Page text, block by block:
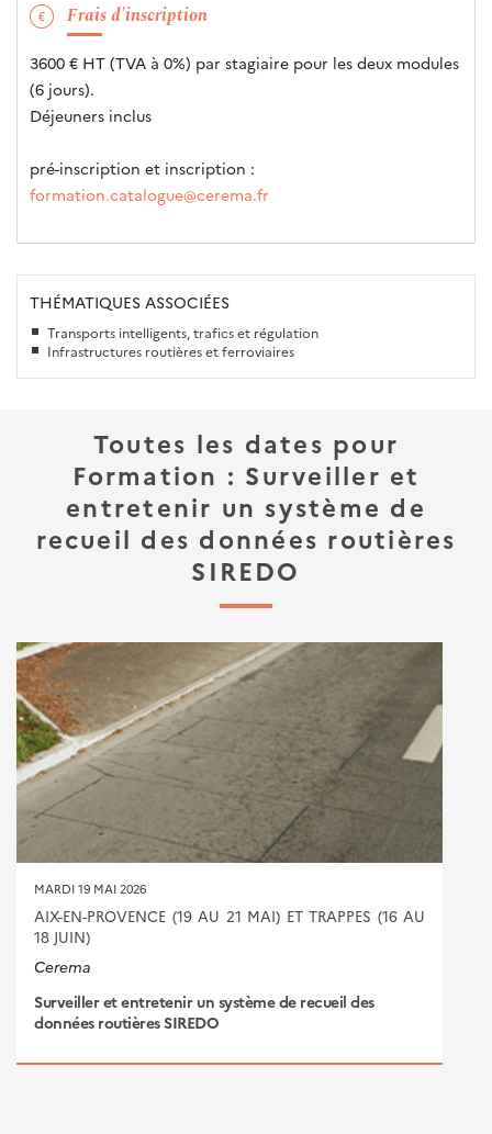
Frais d'inscription
3600 € HT (TVA à 0%) par stagiaire pour les deux modules
(6 jours).
Déjeuners inclus
pré-inscription et inscription :
formation.catalogue@cerema.fr
THÉMATIQUES ASSOCIÉES
Transports intelligents, trafics et régulation
Infrastructures routières et ferroviaires
Toutes les dates pour
Formation : Surveiller et
entretenir un système de
recueil des données routières
SIREDO
MARDI 19 MAI 2026
AIX-EN-PROVENCE (19 AU 21 MAI) ET TRAPPES (16 AU
18 JUIN)
Cerema
Surveiller et entretenir un système de recueil des
données routières SIREDO